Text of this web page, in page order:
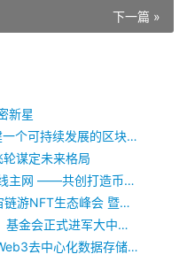
下一篇 »
新星
Wild Racing狂野飙车：旨在构建一个可持续发展的区块链共赢赛车类链游世界
谋定未来格局
首页新闻 万众瞩目UNICORN上线主网 ——共创打造币圈万亿市值“独角兽”
“掘金链游 生态共赢 ”2022元宇宙链游NFT生态峰会 暨Green Card绿卡全球社区联盟百
Royal Angel Foundation（RAF）基金会正式进军大中华市场
DMC基金会主席Victor CHen聊Web3去中心化数据存储的现状与未来